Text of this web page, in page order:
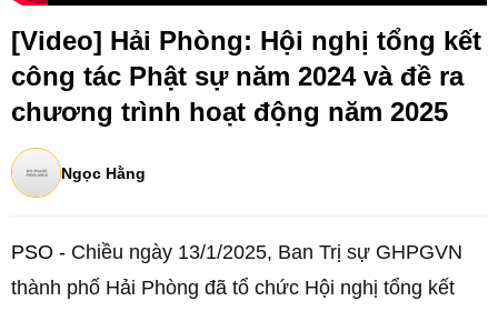
[Video] Hải Phòng: Hội nghị tổng kết
công tác Phật sự năm 2024 và đề ra
chương trình hoạt động năm 2025
Ngọc Hằng
PSO - Chiều ngày 13/1/2025, Ban Trị sự GHPGVN
thành phố Hải Phòng đã tổ chức Hội nghị tổng kết